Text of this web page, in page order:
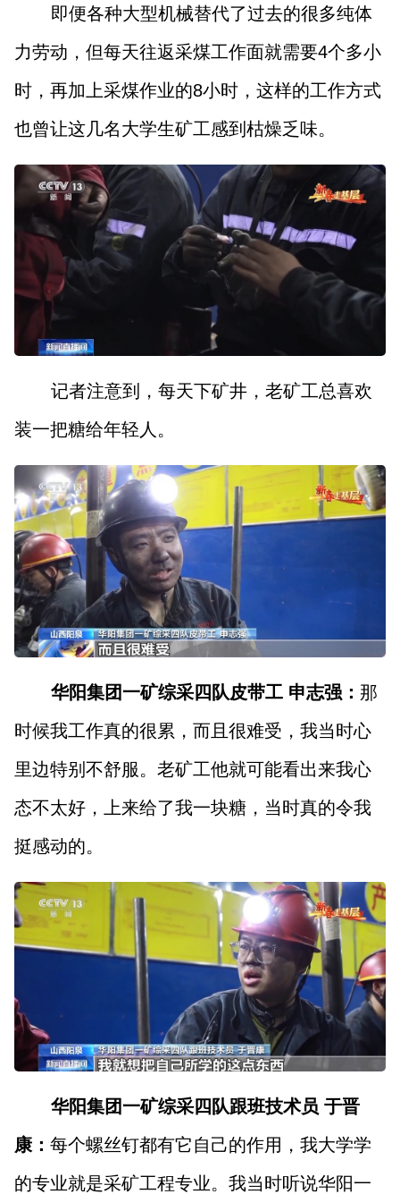
即便各种大型机械替代了过去的很多纯体
力劳动，但每天往返采煤工作面就需要4个多小
时，再加上采煤作业的8小时，这样的工作方式
也曾让这几名大学生矿工感到枯燥乏味。
记者注意到，每天下矿井，老矿工总喜欢
装一把糖给年轻人。
华阳集团一矿综采四队皮带工 申志强： 那
时候我工作真的很累，而且很难受，我当时心
里边特别不舒服。老矿工他就可能看出来我心
态不太好，上来给了我一块糖，当时真的令我
挺感动的。
华阳集团一矿综采四队跟班技术员 于晋
康：每个螺丝钉都有它自己的作用，我大学学
的专业就是采矿工程专业。我当时听说华阳一